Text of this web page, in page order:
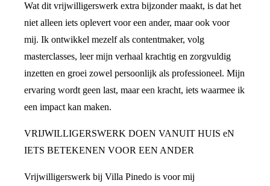
Wat dit vrijwilligerswerk extra bijzonder maakt, is dat het
niet alleen iets oplevert voor een ander, maar ook voor
mij. Ik ontwikkel mezelf als contentmaker, volg
masterclasses, leer mijn verhaal krachtig en zorgvuldig
inzetten en groei zowel persoonlijk als professioneel. Mijn
ervaring wordt geen last, maar een kracht, iets waarmee ik
een impact kan maken.
VRIJWILLIGERSWERK DOEN VANUIT HUIS eN
IETS BETEKENEN VOOR EEN ANDER
Vrijwilligerswerk bij Villa Pinedo is voor mij